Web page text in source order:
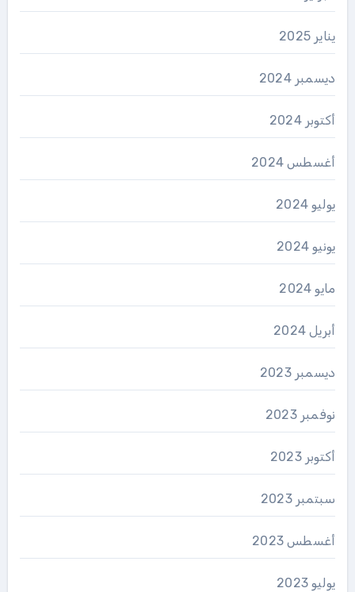
يناير 2025
ديسمبر 2024
أكتوبر 2024
أغسطس 2024
يوليو 2024
يونيو 2024
مايو 2024
أبريل 2024
ديسمبر 2023
نوفمبر 2023
أكتوبر 2023
سبتمبر 2023
أغسطس 2023
يوليو 2023